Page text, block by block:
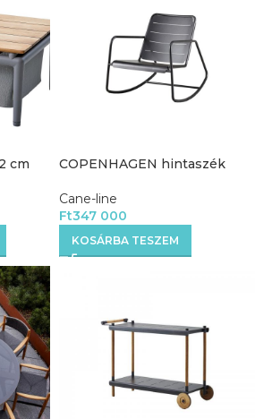
cm COPENHAGEN hintaszék
Cane-line
Ft347 000
KOSÁRBA TESZEM